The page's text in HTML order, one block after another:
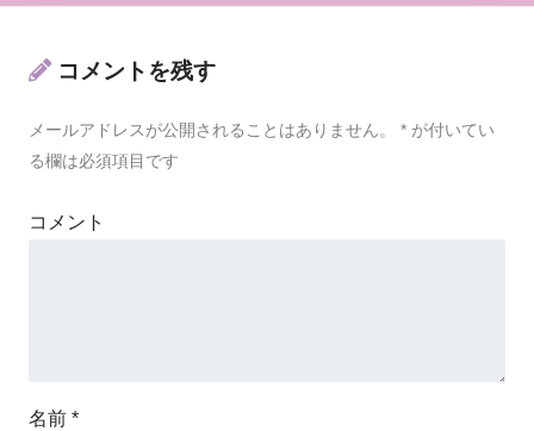
コメントを残す
メールアドレスが公開されることはありません。 * が付いてい
る欄は必須項目です
コメント
名前 *